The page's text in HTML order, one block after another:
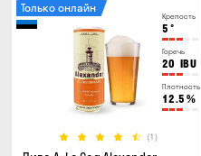
Крепость
5 °
Горечь
20 IBU
Плотность
12.5 %
(1)
Только онлайн